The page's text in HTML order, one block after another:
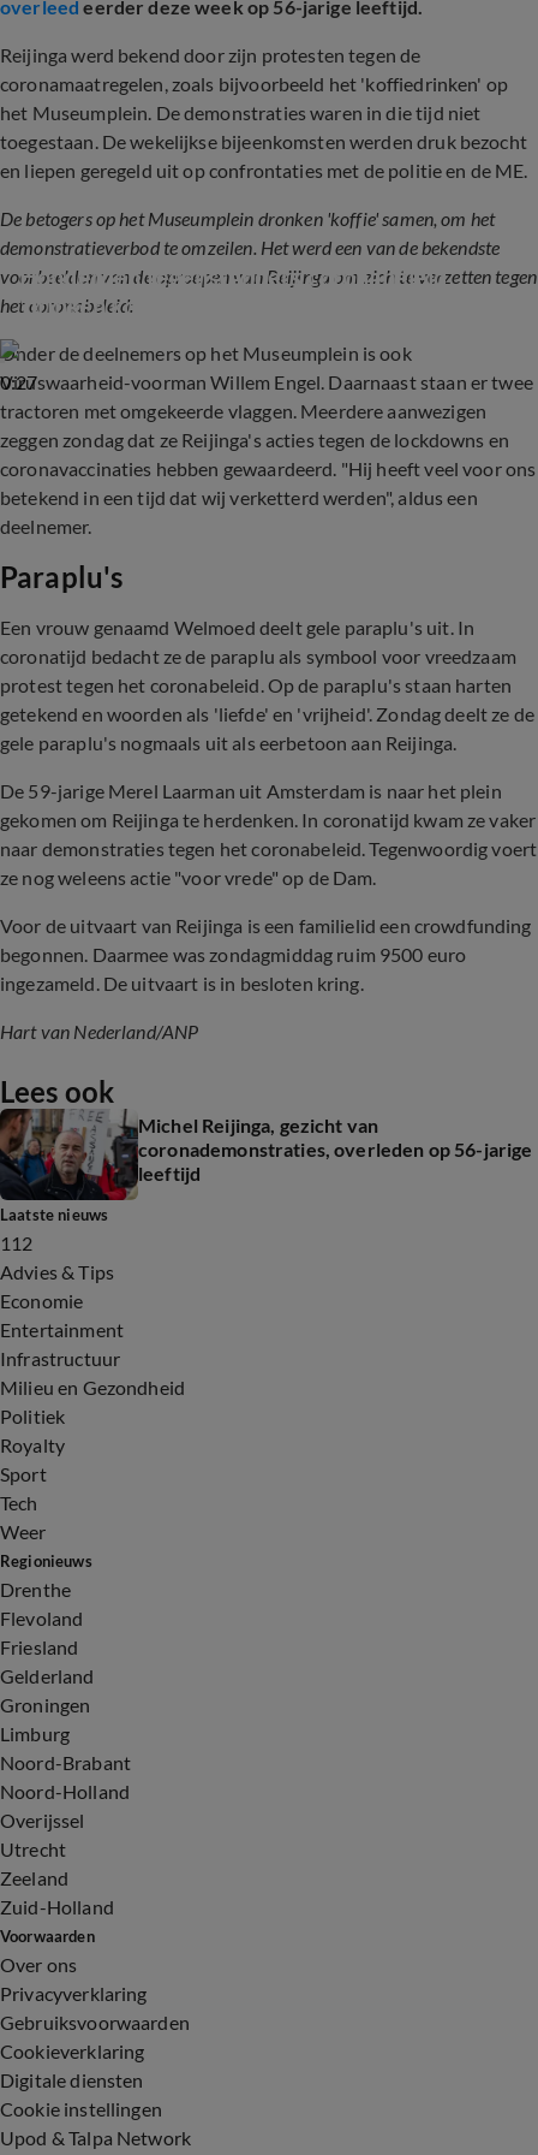
overleedeerder deze week op 56-jarige leeftijd.
Reijinga werd bekend door zijn protesten tegen de
coronamaatregelen, zoals bijvoorbeeld het 'koffiedrinken' op
het Museumplein. De demonstraties waren in die tijd niet
toegestaan. De wekelijkse bijeenkomsten werden druk bezocht
en liepen geregeld uit op confrontaties met de politie en de ME.
De betogers op het Museumplein dronken 'koffie' samen, om het
demonstratieverbod te omzeilen. Het werd een van de bekendste
voorbeelden van de oproepen van Reijinga om zich te verzetten tegen
het coronabeleid:
0:27
Honderden tegenstanders coronabeleid
'drinken koffie' op Muse...
Onder de deelnemers op het Museumplein is ook
Viruswaarheid-voorman Willem Engel. Daarnaast staan er twee
tractoren met omgekeerde vlaggen. Meerdere aanwezigen
zeggen zondag dat ze Reijinga's acties tegen de lockdowns en
coronavaccinaties hebben gewaardeerd. "Hij heeft veel voor ons
betekend in een tijd dat wij verketterd werden", aldus een
deelnemer.
Paraplu's
Een vrouw genaamd Welmoed deelt gele paraplu's uit. In
coronatijd bedacht ze de paraplu als symbool voor vreedzaam
protest tegen het coronabeleid. Op de paraplu's staan harten
getekend en woorden als 'liefde' en 'vrijheid'. Zondag deelt ze de
gele paraplu's nogmaals uit als eerbetoon aan Reijinga.
De 59-jarige Merel Laarman uit Amsterdam is naar het plein
gekomen om Reijinga te herdenken. In coronatijd kwam ze vaker
naar demonstraties tegen het coronabeleid. Tegenwoordig voert
ze nog weleens actie "voor vrede" op de Dam.
Voor de uitvaart van Reijinga is een familielid een crowdfunding
begonnen. Daarmee was zondagmiddag ruim 9500 euro
ingezameld. De uitvaart is in besloten kring.
Hart van Nederland/ANP
Lees ook
Michel Reijinga, gezicht van
coronademonstraties, overleden op 56-jarige
leeftijd
Laatste nieuws
112
Advies & Tips
Economie
Entertainment
Infrastructuur
Milieu en Gezondheid
Politiek
Royalty
Sport
Tech
Weer
Regionieuws
Drenthe
Flevoland
Friesland
Gelderland
Groningen
Limburg
Noord-Brabant
Noord-Holland
Overijssel
Utrecht
Zeeland
Zuid-Holland
Voorwaarden
Over ons
Privacyverklaring
Gebruiksvoorwaarden
Cookieverklaring
Digitale diensten
Cookie instellingen
Upod & Talpa Network